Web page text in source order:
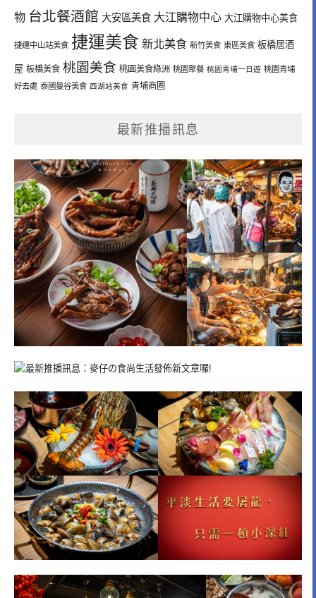
物 台北餐酒館 大安區美食 大江購物中心 大江購物中心美食
捷運中山站美食 捷運美食 新北美食 新竹美食 東區美食 板橋居酒
屋 板橋美食 桃園美食 桃園美食綠洲 桃園聚餐 桃園青埔一日遊 桃園青埔
好去處 泰國曼谷美食 西湖站美食 青埔商圈
最新推播訊息